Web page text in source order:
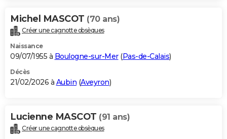
Bricolage
Lifestyle
Culture
Sport
Auto
Television
Voyage
Cinema
Michel MASCOT (70 ans)
Créer une cagnotte obsèques
Naissance
09/07/1955 à Boulogne-sur-Mer(Pas-de-Calais)
Décès
21/02/2026 à Aubin (Aveyron)
Lucienne MASCOT (91 ans)
Créer une cagnotte obsèques